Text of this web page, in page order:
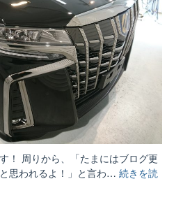
！ 周りから、「たまにはブログ更
思われるよ！」と言わ… 続きを読